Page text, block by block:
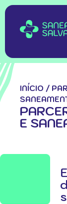
INÍCIO /
E